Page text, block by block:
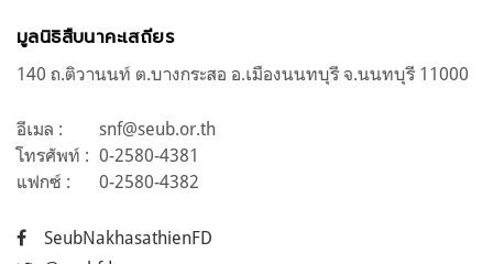
มูลนิธิสืบนาคะเสถียร
140 ถ.ติวานนท์ ต.บางกระสอ อ.เมืองนนทบุรี จ.นนทบุรี 11000
อีเมล :
snf@seub.or.th
โทรศัพท์ : 0-2580-4381
แฟกซ์ :
0-2580-4382
SeubNakhasathienFD